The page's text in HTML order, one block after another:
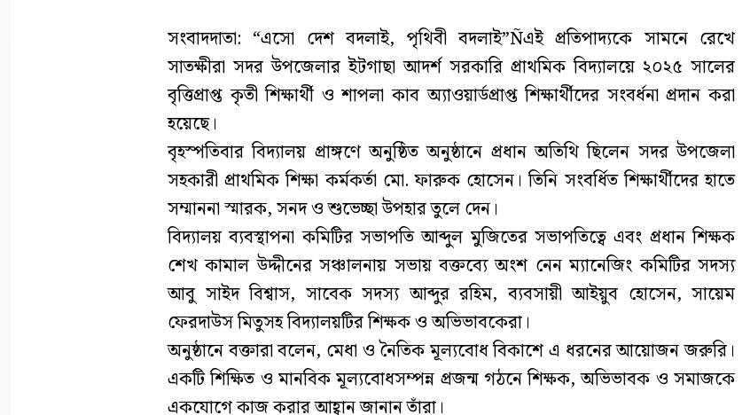
সংবাদদাতা: “এসো দেশ বদলাই, পৃথিবী বদলাই”Ñএই প্রতিপাদ্যকে সামনে রেখে
সাতক্ষীরা সদর উপজেলার ইটগাছা আদর্শ সরকারি প্রাথমিক বিদ্যালয়ে ২০২৫ সালের
বৃত্তিপ্রাপ্ত কৃতী শিক্ষার্থী ও শাপলা কাব অ্যাওয়ার্ডপ্রাপ্ত শিক্ষার্থীদের সংবর্ধনা প্রদান করা
হয়েছে।
বৃহস্পতিবার বিদ্যালয় প্রাঙ্গণে অনুষ্ঠিত অনুষ্ঠানে প্রধান অতিথি ছিলেন সদর উপজেলা
সহকারী প্রাথমিক শিক্ষা কর্মকর্তা মো. ফারুক হোসেন। তিনি সংবর্ধিত শিক্ষার্থীদের হাতে
সম্মাননা স্মারক, সনদ ও শুভেচ্ছা উপহার তুলে দেন।
বিদ্যালয় ব্যবস্থাপনা কমিটির সভাপতি আব্দুল মুজিতের সভাপতিত্বে এবং প্রধান শিক্ষক
শেখ কামাল উদ্দীনের সঞ্চালনায় সভায় বক্তব্যে অংশ নেন ম্যানেজিং কমিটির সদস্য
আবু সাইদ বিশ্বাস, সাবেক সদস্য আব্দুর রহিম, ব্যবসায়ী আইয়ুব হোসেন, সায়েম
ফেরদাউস মিতুসহ বিদ্যালয়টির শিক্ষক ও অভিভাবকেরা।
অনুষ্ঠানে বক্তারা বলেন, মেধা ও নৈতিক মূল্যবোধ বিকাশে এ ধরনের আয়োজন জরুরি।
একটি শিক্ষিত ও মানবিক মূল্যবোধসম্পন্ন প্রজন্ম গঠনে শিক্ষক, অভিভাবক ও সমাজকে
একযোগে কাজ করার আহ্বান জানান তাঁরা।